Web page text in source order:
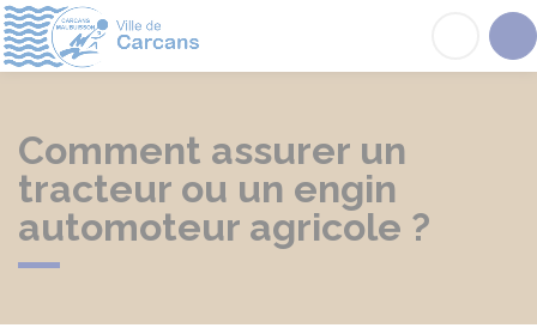
Comment assurer un
tracteur ou un engin
automoteur agricole ?